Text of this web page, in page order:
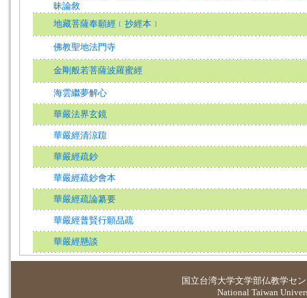
昧論敘
地藏菩薩奉願經﹝抄經本﹞
佛教聖地法門寺
金剛般若菩薩波羅蜜經
海雲繼夢解心
華嚴法界玄鏡
華嚴經清涼䟽
華嚴經疏鈔
華嚴經疏鈔會本
華嚴經疏論纂要
華嚴經普賢行願品疏
華嚴經懸談
国立台湾大学文学部仏教学セ
National Taiwan